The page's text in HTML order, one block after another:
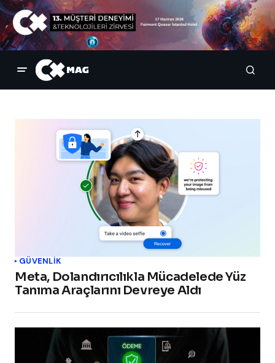
GÜVENLIK
Meta, Dolandırıcılıkla Mücadelede Yüz
Tanıma Araçlarını Devreye Aldı